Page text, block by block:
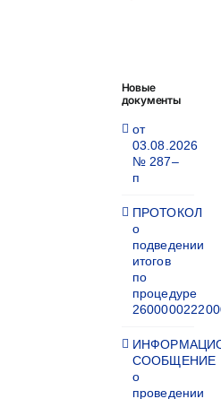
Новые
документы
от
03.08.2026
№ 287–
п
ПРОТОКОЛ
о
подведении
итогов
по
процедуре
СООБЩЕНИЕ
о
проведении